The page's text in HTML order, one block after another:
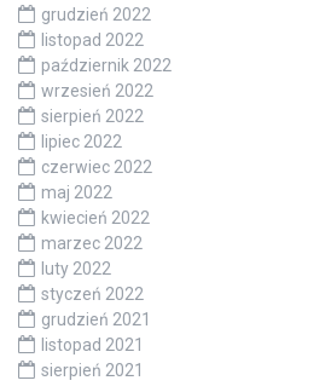
grudzień 2022
listopad 2022
październik 2022
wrzesień 2022
sierpień 2022
lipiec 2022
czerwiec 2022
maj 2022
kwiecień 2022
marzec 2022
luty 2022
styczeń 2022
grudzień 2021
listopad 2021
sierpień 2021